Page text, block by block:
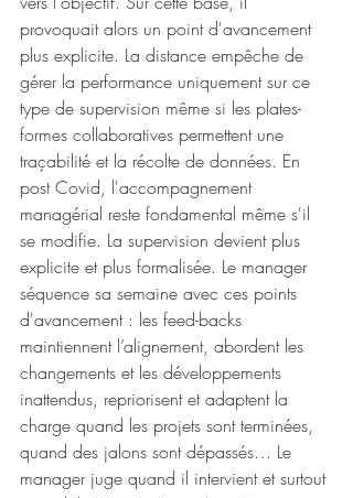
provoquait alors un point d'avancement
plus explicite. La distance empêche de
gérer la performance uniquement sur ce
type de supervision même si les plates-
formes collaboratives permettent une
traçabilité et la récolte de données. En
post Covid, l'accompagnement
managérial reste fondamental même s'il
se modifie. La supervision devient plus
explicite et plus formalisée. Le manager
séquence sa semaine avec ces points
d'avancement : les feed-backs
maintiennent l’alignement, abordent les
changements et les développements
inattendus, repriorisent et adaptent la
charge quand les projets sont terminées,
quand des jalons sont dépassés… Le
manager juge quand il intervient et surtout